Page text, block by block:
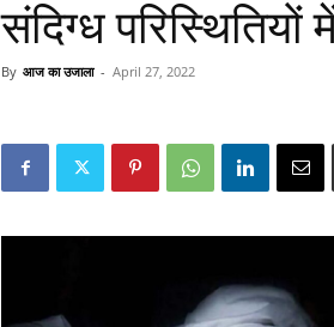
संदिग्ध परिस्थितियों
By आज का उजाला - April 27, 2022